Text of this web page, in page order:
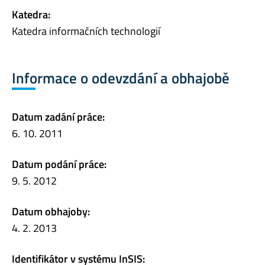
Katedra:
Katedra informačních technologií
Informace o odevzdání a obhajobě
Datum zadání práce:
6. 10. 2011
Datum podání práce:
9. 5. 2012
Datum obhajoby:
4. 2. 2013
Identifikátor v systému InSIS: